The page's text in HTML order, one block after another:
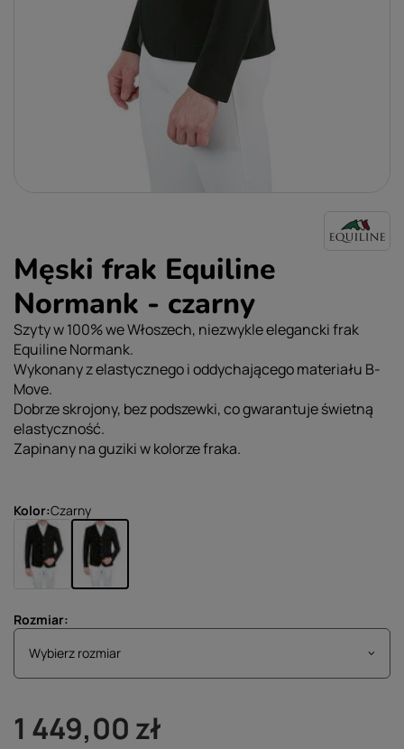
Męski frak Equiline
Normank - czarny
Szyty w 100% we Włoszech, niezwykle elegancki frak
Equiline Normank.
Wykonany z elastycznego i oddychającego materiału B-
Move.
Dobrze skrojony, bez podszewki, co gwarantuje świetną
elastyczność.
Zapinany na guziki w kolorze fraka.
Kolor Czarny
Rozmiar
Wybierz rozmiar
Wybierz rozmiar
1 449,00 zł